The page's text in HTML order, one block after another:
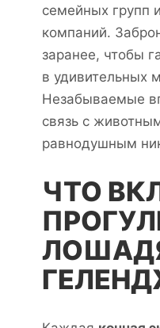
семейных групп
компаний.
заранее, чтобы
в удивительных
Незабываемые
связь с
равнодушным
ЧТО